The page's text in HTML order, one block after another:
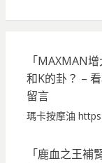
「MAXMAN增
和K的卦？ –
留言
瑪卡按摩油
「鹿血之王補